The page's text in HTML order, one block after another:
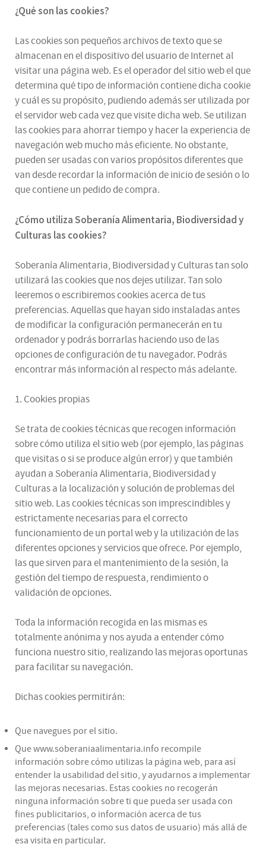
¿Qué son las cookies?
Las cookies son pequeños archivos de texto que se
almacenan en el dispositivo del usuario de Internet al
visitar una página web. Es el operador del sitio web el que
determina qué tipo de información contiene dicha cookie
y cuál es su propósito, pudiendo además ser utilizada por
el servidor web cada vez que visite dicha web. Se utilizan
las cookies para ahorrar tiempo y hacer la experiencia de
navegación web mucho más eficiente. No obstante,
pueden ser usadas con varios propósitos diferentes que
van desde recordar la información de inicio de sesión o lo
que contiene un pedido de compra.
¿Cómo utilizaSoberanía Alimentaria, Biodiversidad y
Culturas las cookies?
Soberanía Alimentaria, Biodiversidad y Culturas tan solo
utilizará las cookies que nos dejes utilizar. Tan solo
leeremos o escribiremos cookies acerca de tus
preferencias. Aquellas que hayan sido instaladas antes
de modificar la configuración permanecerán en tu
ordenador y podrás borrarlas haciendo uso de las
opciones de configuración de tu navegador. Podrás
encontrar más información al respecto más adelante.
1. Cookies propias
Se trata de cookies técnicas que recogen información
sobre cómo utiliza el sitio web (por ejemplo, las páginas
que visitas o si se produce algún error) y que también
ayudan a Soberanía Alimentaria, Biodiversidad y
Culturas a la localización y solución de problemas del
sitio web. Las cookies técnicas son imprescindibles y
estrictamente necesarias para el correcto
funcionamiento de un portal web y la utilización de las
diferentes opciones y servicios que ofrece. Por ejemplo,
las que sirven para el mantenimiento de la sesión, la
gestión del tiempo de respuesta, rendimiento o
validación de opciones.
Toda la información recogida en las mismas es
totalmente anónima y nos ayuda a entender cómo
funciona nuestro sitio, realizando las mejoras oportunas
para facilitar su navegación.
Dichas cookies permitirán:
Que navegues por el sitio.
Que www.soberaniaalimentaria.info recompile
información sobre cómo utilizas la página web, para así
entender la usabilidad del sitio, y ayudarnos a implementar
las mejoras necesarias. Estas cookies no recogerán
ninguna información sobre ti que pueda ser usada con
fines publicitarios, o información acerca de tus
preferencias (tales como sus datos de usuario) más allá de
esa visita en particular.